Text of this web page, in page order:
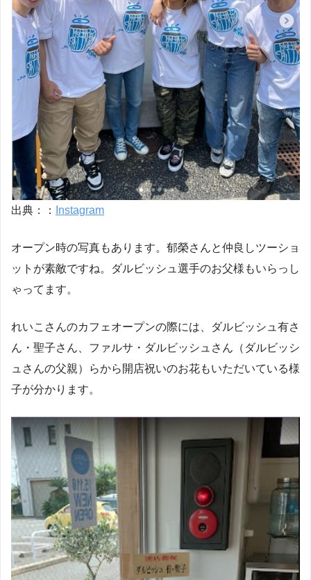
出典：： Instagram
オープン時の写真もあります。郁榮さんと仲良しツーショ
ットが素敵ですね。ダルビッシュ選手のお父様もいらっし
ゃってます。
れいこさんのカフェオープンの際には、ダルビッシュ有さ
ん・聖子さん、ファルサ・ダルビッシュさん（ダルビッシ
ュさんの父親）らから開店祝いのお花もいただいている様
子が分かります。